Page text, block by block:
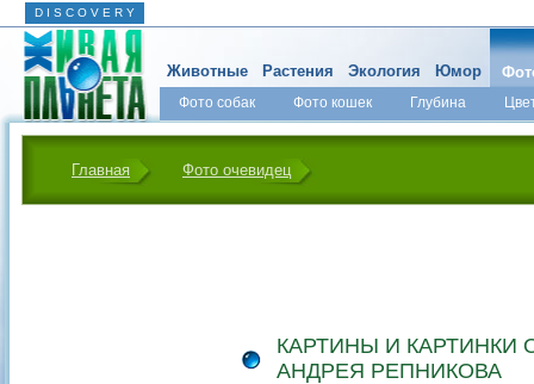
D I S C O V E R Y
Животные Растения Экология Юмор
Фото собак Фото кошек Глубина
Главная Фото очевидец
КАРТИНЫ И КАРТИНКИ
АНДРЕЯ РЕПНИКОВА